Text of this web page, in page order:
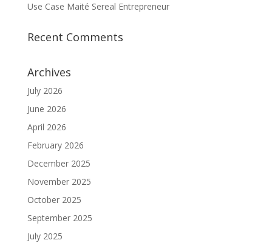
Use Case Maité Sereal Entrepreneur
Recent Comments
Archives
July 2026
June 2026
April 2026
February 2026
December 2025
November 2025
October 2025
September 2025
July 2025